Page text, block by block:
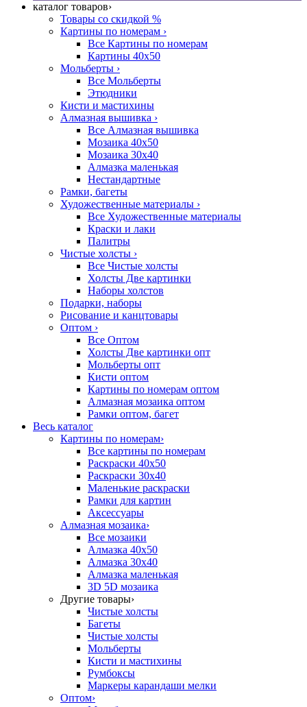
каталог товаров›
Товары со скидкой %
Картины по номерам ›
Все Картины по номерам
Картины 40x50
Мольберты ›
Все Мольберты
Этюдники
Кисти и мастихины
Алмазная вышивка ›
Все Алмазная вышивка
Мозаика 40x50
Мозаика 30x40
Алмазка маленькая
Нестандартные
Рамки, багеты
Художественные материалы ›
Все Художественные материалы
Краски и лаки
Палитры
Чистые холсты ›
Все Чистые холсты
Холсты Две картинки
Наборы холстов
Подарки, наборы
Рисование и канцтовары
Оптом ›
Все Оптом
Холсты Две картинки опт
Мольберты опт
Кисти оптом
Картины по номерам оптом
Алмазная мозаика оптом
Рамки оптом, багет
Весь каталог
Картины по номерам›
Все картины по номерам
Раскраски 40х50
Раскраски 30х40
Маленькие раскраски
Рамки для картин
Аксессуары
Алмазная мозаика›
Все мозаики
Алмазка 40х50
Алмазка 30х40
Алмазка маленькая
3D 5D мозаика
Другие товары›
Чистые холсты
Багеты
Чистые холсты
Мольберты
Кисти и мастихины
Румбоксы
Маркеры карандаши мелки
Оптом›